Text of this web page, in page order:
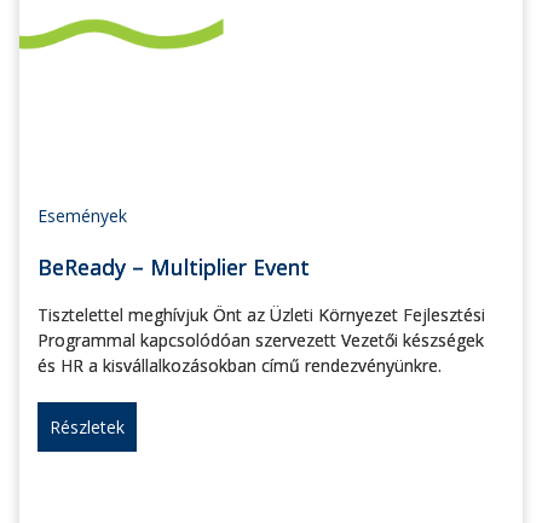
Események
BeReady – Multiplier Event
Tisztelettel meghívjuk Önt az Üzleti Környezet Fejlesztési
Programmal kapcsolódóan szervezett Vezetői készségek
és HR a kisvállalkozásokban című rendezvényünkre.
Részletek